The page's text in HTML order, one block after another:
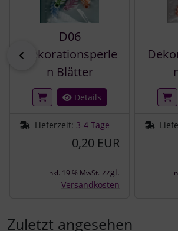
zurück
D06
Dekorationsperle
n Blätter
Details
Lieferzeit: 3-4 Tage
0,20 EUR
inkl. 19 % MwSt. zzgl.
Versandkosten
Zuletzt angesehen